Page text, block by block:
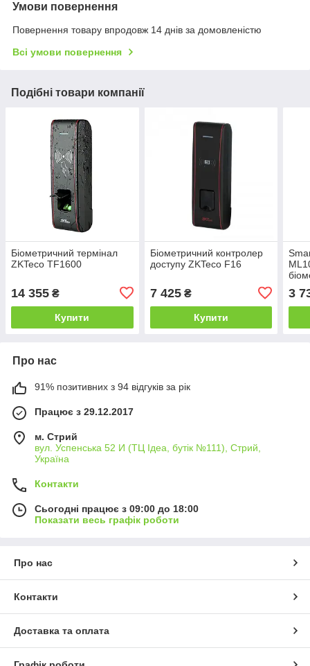
Умови повернення
Повернення товару впродовж 14 днів за домовленістю
Всі умови повернення
Подібні товари компанії
Біометричний термінал
ZKTeco TF1600
14 355 ₴
Купити
Біометричний контролер
доступу ZKTeco F16
7 425₴
Купити
3
Про нас
91% позитивних з 94 відгуків за рік
Працює з 29.12.2017
м. Стрий
вул. Успенська 52 И (ТЦ Ідеа, бутік №111), Стрий,
Україна
Контакти
Сьогодні працює з 09:00 до 18:00
Показати весь графік роботи
Про нас
Контакти
Доставка та оплата